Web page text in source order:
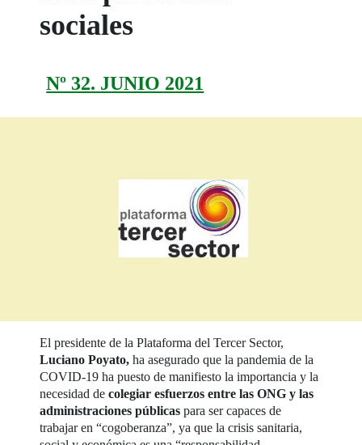
sociales
Nº 32. JUNIO 2021
El presidente de la Plataforma del Tercer Sector,
Luciano Poyato, ha asegurado que la pandemia de la
COVID-19 ha puesto de manifiesto la importancia y la
necesidad de colegiar esfuerzos entre las ONG y las
administraciones públicas para ser capaces de
trabajar en “cogoberanza”, ya que la crisis sanitaria,